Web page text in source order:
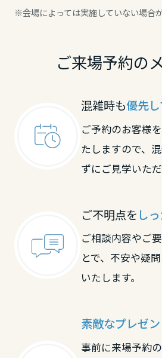
※会場によっては実施していない場合が
ご来場予約の
混雑時も優先
ご予約のお客様
たしますので、
ずにご見学いただ
ご不明点を し
ご相談内容やご
とで、不安や疑
いたします。
素敵なプレゼ
事前に来場予約